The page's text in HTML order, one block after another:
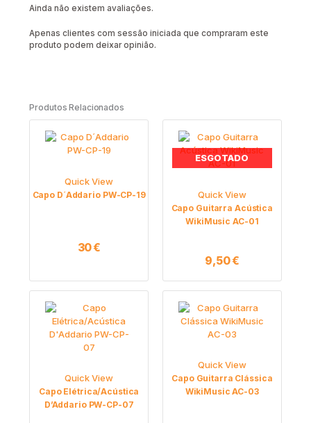
Ainda não existem avaliações.
Apenas clientes com sessão iniciada que compraram este
produto podem deixar opinião.
Produtos Relacionados
Quick View
Capo D´Addario PW-CP-19
30€
ESGOTADO
Quick View
Capo Guitarra Acústica
WikiMusic AC-01
9,50€
Quick View
Capo Elétrica/Acústica
D’Addario PW-CP-07
Quick View
Capo Guitarra Clássica
WikiMusic AC-03